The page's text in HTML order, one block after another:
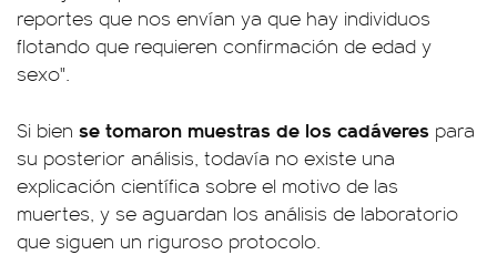
reportes que nos envían ya que hay individuos
flotando que requieren confirmación de edad y
sexo".
Si bien se tomaron muestras de los cadáveres para
su posterior análisis, todavía no existe una
explicación científica sobre el motivo de las
muertes, y se aguardan los análisis de laboratorio
que siguen un riguroso protocolo.